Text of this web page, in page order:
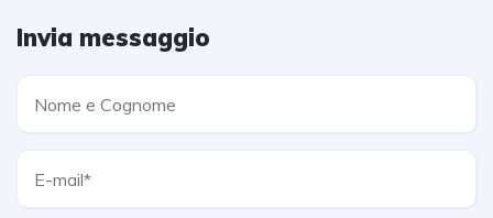
Invia messaggio